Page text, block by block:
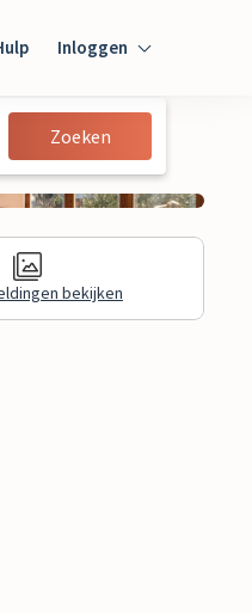
Inloggen
Inloggen
Gast
Zoeken
bekijken